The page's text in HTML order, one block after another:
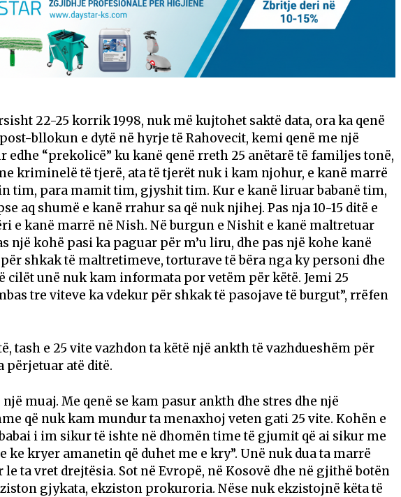
22-25 korrik 1998, nuk më kujtohet saktë data, ora ka qenë
bllokun e dytë në hyrje të Rahovecit, kemi qenë me një
edhe “prekolicë” ku kanë qenë rreth 25 anëtarë të familjes tonë,
kriminelë të tjerë, ata të tjerët nuk i kam njohur, e kanë marrë
tim, para mamit tim, gjyshit tim. Kur e kanë liruar babanë tim,
aq shumë e kanë rrahur sa që nuk njihej. Pas nja 10-15 ditë e
e kanë marrë në Nish. Në burgun e Nishit e kanë maltretuar
një kohë pasi ka paguar për m’u liru, dhe pas një kohe kanë
shkak të maltretimeve, torturave të bëra nga ky personi dhe
cilët unë nuk kam informata por vetëm për këtë. Jemi 25
tre viteve ka vdekur për shkak të pasojave të burgut”, rrëfen
tash e 25 vite vazhdon ta këtë një ankth të vazhdueshëm për
përjetuar atë ditë.
muaj. Me qenë se kam pasur ankth dhe stres dhe një
që nuk kam mundur ta menaxhoj veten gati 25 vite. Kohën e
i im sikur të ishte në dhomën time të gjumit që ai sikur me
ke kryer amanetin që duhet me e kry”. Unë nuk dua ta marrë
ta vret drejtësia. Sot në Evropë, në Kosovë dhe në gjithë botën
gjykata, ekziston prokuroria. Nëse nuk ekzistojnë këta të